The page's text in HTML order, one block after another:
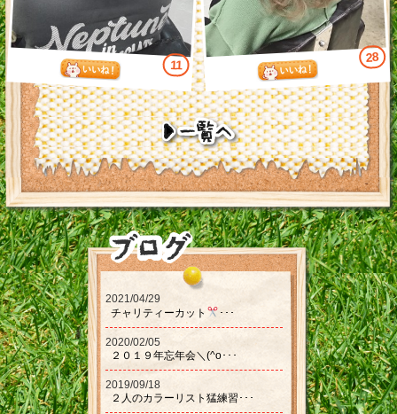
11
28
2021/04/29
チャリティーカット‪‪
･･･
2020/02/05
２０１９年忘年会＼(^o･･･
2019/09/18
２人のカラーリスト猛練習･･･